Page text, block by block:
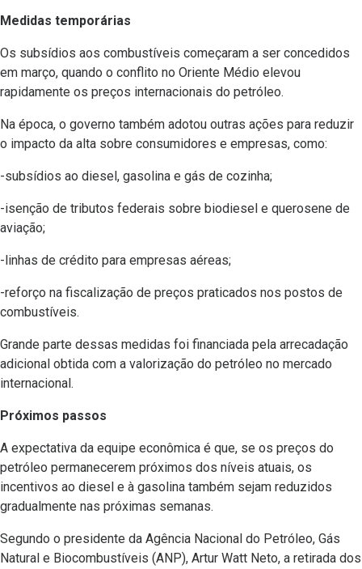
Medidas temporárias
Os subsídios aos combustíveis começaram a ser concedidos
em março, quando o conflito no Oriente Médio elevou
rapidamente os preços internacionais do petróleo.
Na época, o governo também adotou outras ações para reduzir
o impacto da alta sobre consumidores e empresas, como:
-subsídios ao diesel, gasolina e gás de cozinha;
-isenção de tributos federais sobre biodiesel e querosene de
aviação;
-linhas de crédito para empresas aéreas;
-reforço na fiscalização de preços praticados nos postos de
combustíveis.
Grande parte dessas medidas foi financiada pela arrecadação
adicional obtida com a valorização do petróleo no mercado
internacional.
Próximos passos
A expectativa da equipe econômica é que, se os preços do
petróleo permanecerem próximos dos níveis atuais, os
incentivos ao diesel e à gasolina também sejam reduzidos
gradualmente nas próximas semanas.
Segundo o presidente da Agência Nacional do Petróleo, Gás
Natural e Biocombustíveis (ANP), Artur Watt Neto, a retirada dos